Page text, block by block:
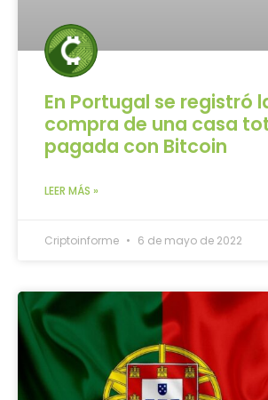
En Portugal se registró
compra de una casa
pagada con Bitcoin
LEER MÁS »
Criptoinforme 6 de mayo de 2022